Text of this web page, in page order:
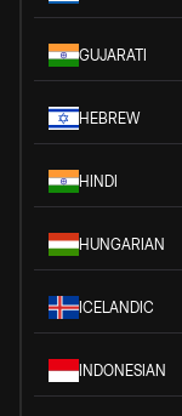
GUJARATI
HEBREW
HINDI
HUNGARIAN
ICELANDIC
INDONESIAN